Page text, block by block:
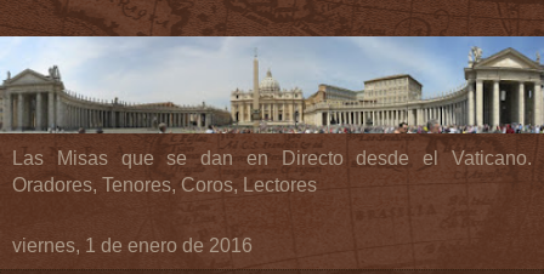
Las Misas que se dan en Directo desde el Vaticano.
Oradores, Tenores, Coros, Lectores
viernes, 1 de enero de 2016